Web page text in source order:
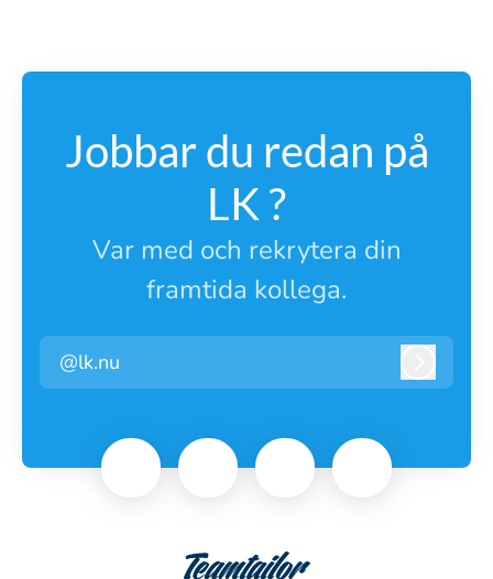
Jobbar du redan på
LK ?
Var med och rekrytera din
framtida kollega.
@lk.nu